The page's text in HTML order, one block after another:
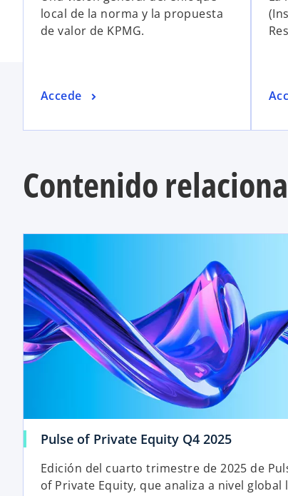
local de la norma y la propuesta
de valor de KPMG.
Accede
Contenido
Pulse of Private Equity Q4 2025
Edición del cuarto trimestre de 2025 de
of Private Equity, que analiza a nivel global